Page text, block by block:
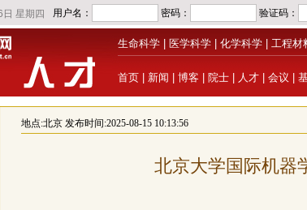
生命科学 医学科学 化学科学 工程材
首页 新闻 博客 院士 人才 会议
地点:北京发布时间:2025-08-15 10:13:56
北京大学国际机器